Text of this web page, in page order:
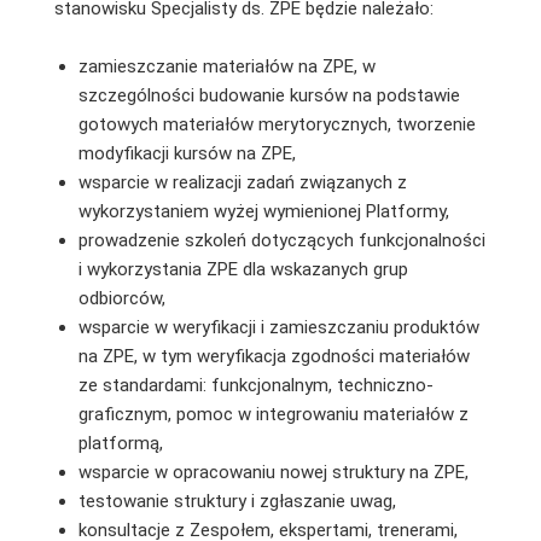
stanowisku Specjalisty ds. ZPE będzie należało:
zamieszczanie materiałów na ZPE, w
szczególności budowanie kursów na podstawie
gotowych materiałów merytorycznych, tworzenie
modyfikacji kursów na ZPE,
wsparcie w realizacji zadań związanych z
wykorzystaniem wyżej wymienionej Platformy,
prowadzenie szkoleń dotyczących funkcjonalności
i wykorzystania ZPE dla wskazanych grup
odbiorców,
wsparcie w weryfikacji i zamieszczaniu produktów
na ZPE, w tym weryfikacja zgodności materiałów
ze standardami: funkcjonalnym, techniczno-
graficznym, pomoc w integrowaniu materiałów z
platformą,
wsparcie w opracowaniu nowej struktury na ZPE,
testowanie struktury i zgłaszanie uwag,
konsultacje z Zespołem, ekspertami, trenerami,